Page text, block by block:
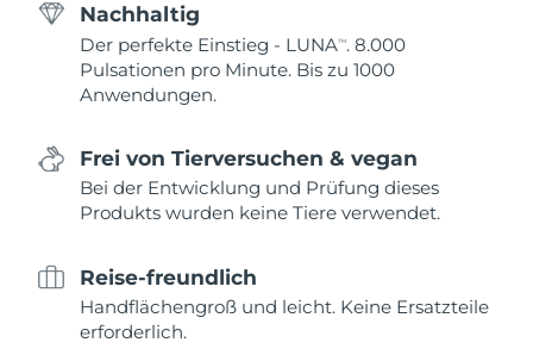
Nachhaltig
Der perfekte Einstieg - LUNATM . 8.000
Pulsationen pro Minute. Bis zu 1000
Anwendungen.
Frei von Tierversuchen & vegan
Bei der Entwicklung und Prüfung dieses
Produkts wurden keine Tiere verwendet.
Reise-freundlich
Handflächengroß und leicht. Keine Ersatzteile
erforderlich.